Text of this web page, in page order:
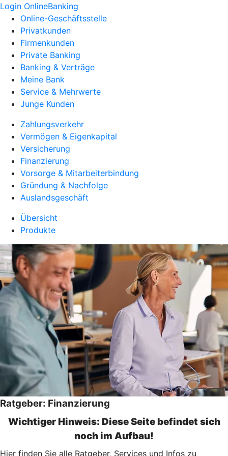
Login OnlineBanking
Online-Geschäftsstelle
Privatkunden
Firmenkunden
Private Banking
Banking & Verträge
Meine Bank
Service & Mehrwerte
Junge Kunden
Zahlungsverkehr
Vermögen & Eigenkapital
Versicherung
Finanzierung
Vorsorge & Mitarbeiterbindung
Gründung & Nachfolge
Auslandsgeschäft
Übersicht
Produkte
Ratgeber: Finanzierung
Wichtiger Hinweis: Diese Seite befindet sich
noch im Aufbau!
Hier finden Sie alle Ratgeber, Services und Infos zu